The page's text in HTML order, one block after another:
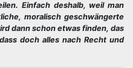
Einfach deshalb, weil man
moralisch geschwängerte
dann schon etwas finden, das
doch alles nach Recht und